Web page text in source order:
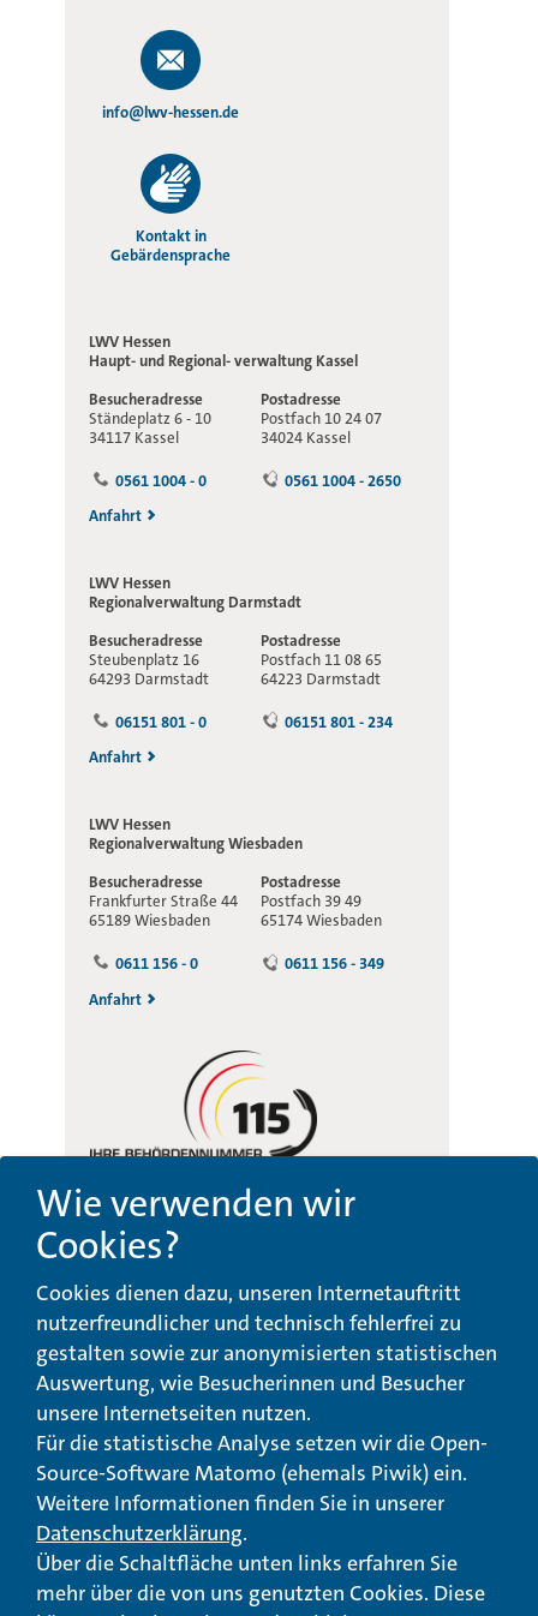
info@lwv-hessen.de
Kontakt in
Gebärdensprache
LWV Hessen
Haupt- und Regional-verwaltung Kassel
Besucheradresse
Ständeplatz 6 - 10
34117 Kassel
Postadresse
Postfach 10 24 07
34024 Kassel
0561 1004 - 0
0561 1004 - 2650
Anfahrt
LWV Hessen
Regionalverwaltung Darmstadt
Besucheradresse
Steubenplatz 16
64293 Darmstadt
Postadresse
Postfach 11 08 65
64223 Darmstadt
06151 801 - 0
06151 801 - 234
Anfahrt
LWV Hessen
RegionalverwaltungWiesbaden
Besucheradresse
Frankfurter Straße 44
65189 Wiesbaden
Postadresse
Postfach 39 49
65174 Wiesbaden
0611 156 - 0
0611 156 - 349
Anfahrt
Anregungs- und
Qualitätsmanagement
Barrierefreiheit
© Landeswohlfahrtsverband Hessen 2026
Impressum Seitenübersicht Seite drucken
nach oben
Wie verwenden wir
Cookies?
Cookies dienen dazu, unseren Internetauftritt
nutzerfreundlicher und technisch fehlerfrei zu
gestalten sowie zur anonymisierten statistischen
Auswertung, wie Besucherinnen und Besucher
unsere Internetseiten nutzen.
Für die statistische Analyse setzen wir die Open-
Source-Software Matomo (ehemals Piwik) ein.
Weitere Informationen finden Sie in unserer
Datenschutzerklärung.
Über die Schaltfläche unten links erfahren Sie
mehr über die von uns genutzten Cookies. Diese